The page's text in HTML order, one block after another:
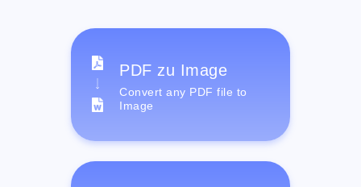
PDF zu Image
Convert any PDF file to
Image